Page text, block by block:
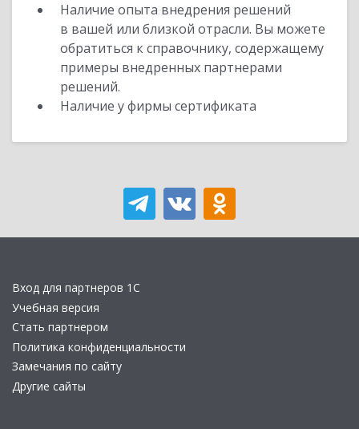
Наличие опыта внедрения решений
в вашей или близкой отрасли. Вы можете
обратиться к справочнику, содержащему
примеры внедренных партнерами
решений.
Наличие у фирмы сертификата
Вход для партнеров 1С
Учебная версия
Стать партнером
Политика конфиденциальности
Замечания по сайту
Другие сайты